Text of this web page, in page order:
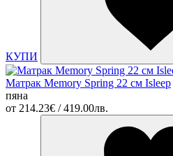
КУПИ
Матрак Memory Spring 22 см Isleep
пяна
от 214.23€ / 419.00лв.